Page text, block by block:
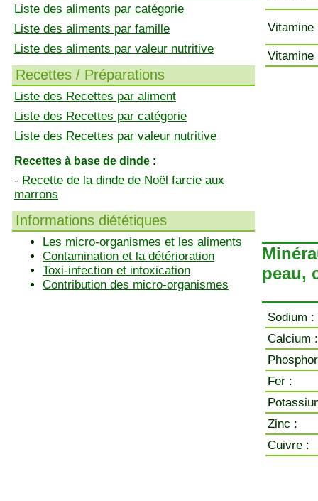
Liste des aliments par catégorie
Liste des aliments par famille
Liste des aliments par valeur nutritive
Recettes / Préparations
Liste des Recettes par aliment
Liste des Recettes par catégorie
Liste des Recettes par valeur nutritive
Recettes à base de dinde :
- Recette de la dinde de Noël farcie aux
marrons
Informations diététiques
Les micro-organismes et les aliments
Contamination et la détérioration
Toxi-infection et intoxication
Contribution des micro-organismes
Vitamine
Vitamine
peau,
Sodium :
Calcium :
Fer :
Zinc :
Cuivre :